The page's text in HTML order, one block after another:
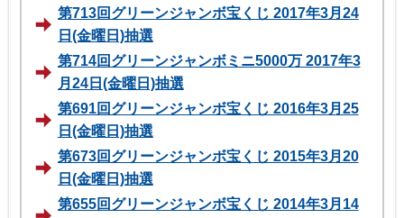
第713回グリーンジャンボ宝くじ 2017年3月24
日(金曜日)抽選
第714回グリーンジャンボミニ5000万 2017年3
月24日(金曜日)抽選
第691回グリーンジャンボ宝くじ 2016年3月25
日(金曜日)抽選
第673回グリーンジャンボ宝くじ 2015年3月20
日(金曜日)抽選
第655回グリーンジャンボ宝くじ 2014年3月14